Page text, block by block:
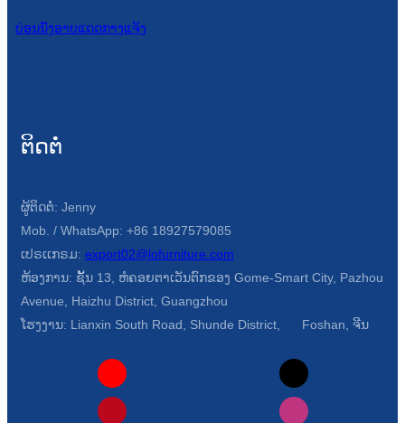
ບ່ອນນັ່ງອາບແດດກາງແຈ້ງ
ຕິດຕໍ່
ຜູ້ຕິດຕໍ່: Jenny
Mob. / WhatsApp: +86 18927579085
ເປຣເເກຣມ: export02@lofurniture.com
ຫ້ອງການ: ຊັ້ນ 13, ຫໍຄອຍຕາເວັນຕົກຂອງ Gome-Smart City, Pazhou
Avenue, Haizhu District, Guangzhou
ໂຮງງານ: Lianxin South Road, Shunde District, Foshan, ຈີນ